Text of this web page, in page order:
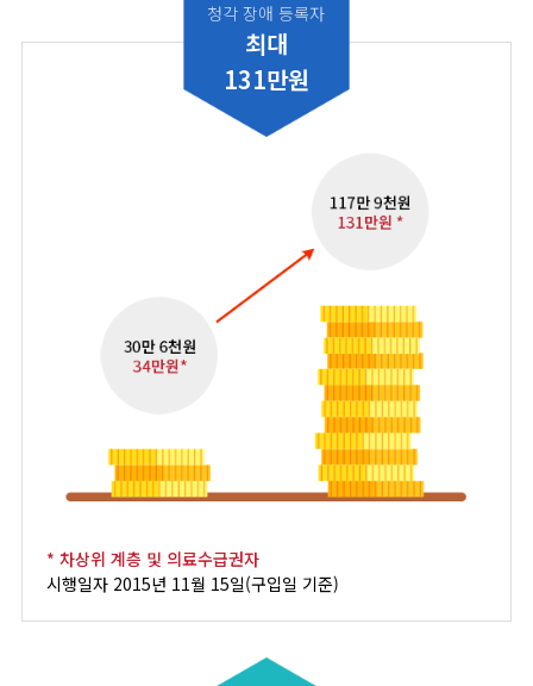
청각 장애 등록자
최대
131만원
* 차상위 계층 및 의료수급권자
시행일자 2015년 11월 15일(구입일 기준)